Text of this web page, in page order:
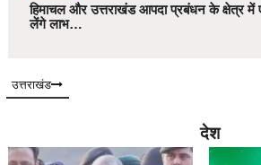
हिमाचल और उत्तराखंड आपदा प्रबंधन के क्षेत्र
लेंगे लाभ…
उत्तराखंड
देश